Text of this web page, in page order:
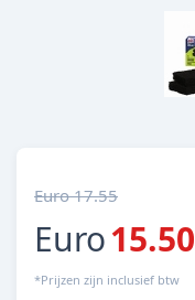
Euro 17.55
Euro15.50
*Prijzen zijn inclusief btw